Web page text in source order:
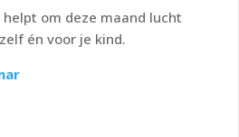
om deze maand lucht
én voor je kind.